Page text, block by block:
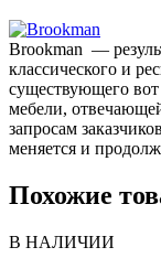
Brookman —
классического и
существующего
мебели,
запросам
меняется и
Похожие
В НАЛИЧИИ